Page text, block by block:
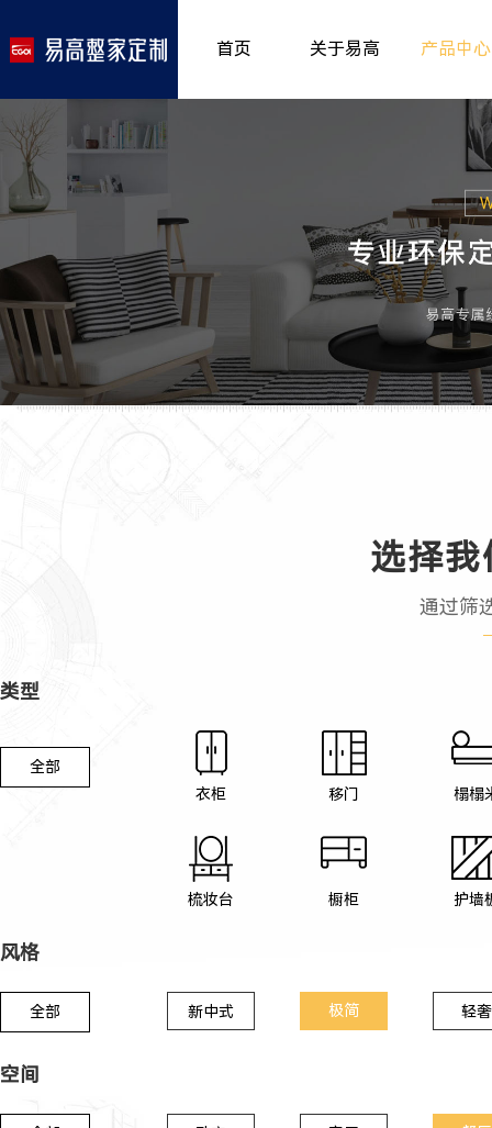
首页 关于易高
>
专卖形象 >
产品中心
室内非
儿童房
厨房空
餐厅空
客厅空
卧室空
木门系
选择
通过筛
类型
全部
衣柜
移门 榻榻
梳妆台 橱柜 护墙
风格
全部 新中式 极简 轻奢
空间